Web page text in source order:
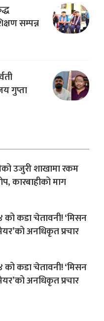
सम्पन्न
गुप्ता
उजुरी शाखामा रकम
कारबाहीको माग
को कडा चेतावनी! ‘मिसन
अनधिकृत प्रचार
को कडा चेतावनी! ‘मिसन
अनधिकृत प्रचार